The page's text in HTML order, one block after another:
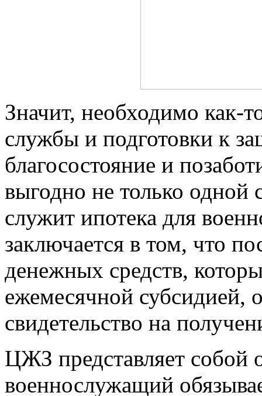
Значит, необходимо как-
службы и подготовки к
благосостояние и
выгодно не только
служит ипотека для
заключается в том, что
денежных средств,
ежемесячной субсидией,
свидетельство на
ЦЖЗ представляет собой
военнослужащий